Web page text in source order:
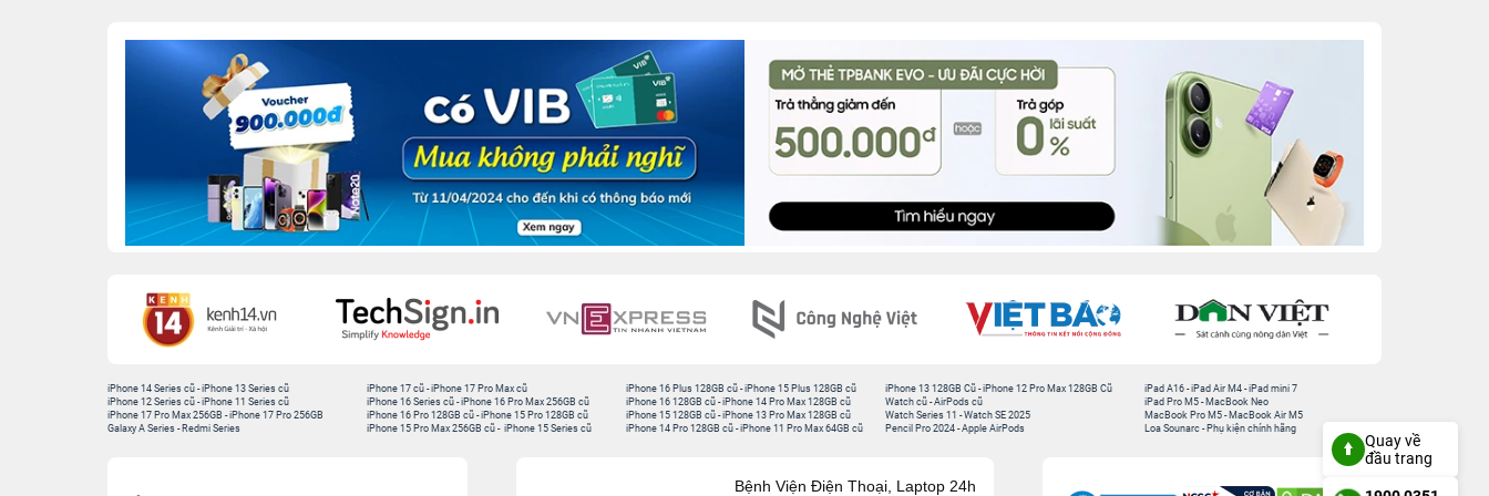
iPhone 14 Series cũ -iPhone 13 Series cũ
iPhone 12 Series cũ -iPhone 11 Series cũ
iPhone 17 Pro Max 256GB -iPhone 17 Pro 256GB
Galaxy A Series - Redmi Series
iPhone 17 cũ -iPhone 17 Pro Max cũ
iPhone 16 Series cũ - iPhone 16 Pro Max 256GB cũ
iPhone 16 Pro 128GB cũ -iPhone 15 Pro 128GB cũ
iPhone 15 Pro Max 256GB cũ - iPhone 15 Series cũ
iPhone 16 Plus 128GB cũ -iPhone 15 Plus 128GB cũ
iPhone 16 128GB cũ -iPhone 14 Pro Max 128GB cũ
iPhone 15 128GB cũ -iPhone 13 Pro Max 128GB cũ
iPhone 14 Pro 128GB cũ -iPhone 11 Pro Max 64GB cũ
iPhone 13 128GB Cũ -iPhone 12 Pro Max 128GB Cũ
Watch cũ -AirPods cũ
Watch Series 11 -Watch SE 2025
Pencil Pro 2024 -Apple AirPods
iPad A16 -iPad Air M4 -iPad mini 7
iPad Pro M5 - MacBook Neo
MacBook Pro M5 - MacBook Air M5
Loa Sounarc - Phụ kiện chính hãng
Bệnh Viện Điện Thoại, Laptop 24h
Quay về
đầu trang